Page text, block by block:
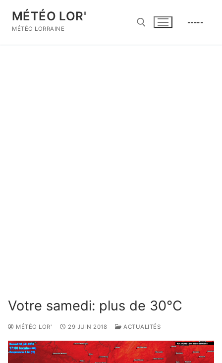
contenu
MÉTÉO LOR'
MÉTÉO LORRAINE
-----
Votre samedi: plus de 30°C
MÉTÉO LOR' 29 JUIN 2018 ACTUALITÉS